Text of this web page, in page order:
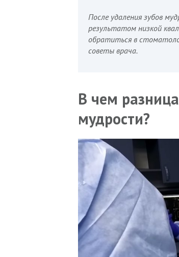
После удаления зубов
результатом низкой
обратиться в
советы врача.
В чем
мудрости?